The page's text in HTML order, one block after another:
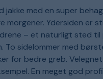
jakke med en super
morgener. Ydersiden er
– et naturligt sted
To sidelommer med
for bedre greb.
En meget god